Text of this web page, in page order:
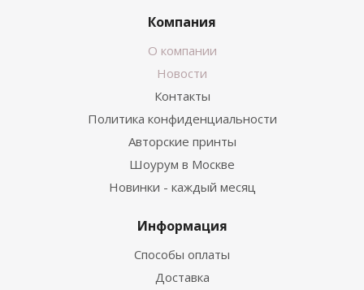
Компания
О компании
Новости
Контакты
Политика конфиденциальности
Авторские принты
Шоурум в Москве
Новинки - каждый месяц
Информация
Способы оплаты
Доставка